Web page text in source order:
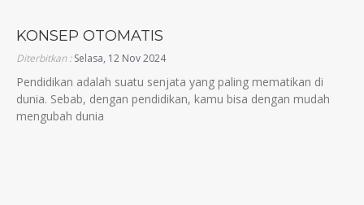
KONSEP OTOMATIS
Diterbitkan :Selasa, 12 Nov 2024
Pendidikan adalah suatu senjata yang paling mematikan di
dunia. Sebab, dengan pendidikan, kamu bisa dengan mudah
mengubah dunia